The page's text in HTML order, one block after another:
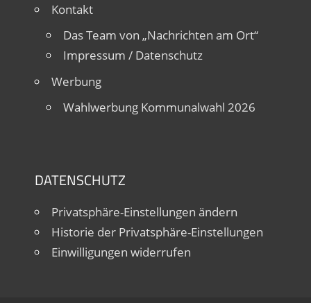
Kontakt
Das Team von „Nachrichten am Ort“
Impressum / Datenschutz
Werbung
Wahlwerbung Kommunalwahl 2026
DATENSCHUTZ
Privatsphäre-Einstellungen ändern
Historie der Privatsphäre-Einstellungen
Einwilligungen widerrufen